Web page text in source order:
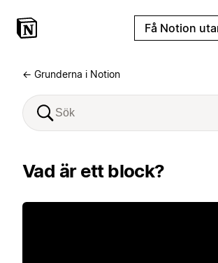
Få Notion
← Grunderna i Notion
Vad är ett block?